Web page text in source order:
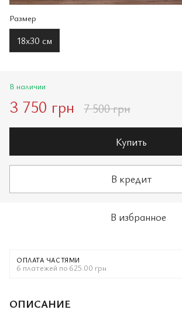
Размер
18х30 см
В наличии
3 750 грн 7 500 грн
Купить
В кредит
В избранное
ОПЛАТА ЧАСТЯМИ
6 платежей по 625.00 грн
ОПИСАНИЕ